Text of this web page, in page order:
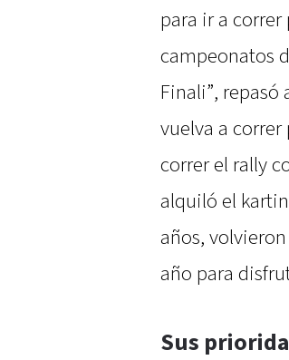
para ir a correr
campeonatos
Finali”, repasó
vuelva a
correr el rally
alquiló el
años,
año para
Sus